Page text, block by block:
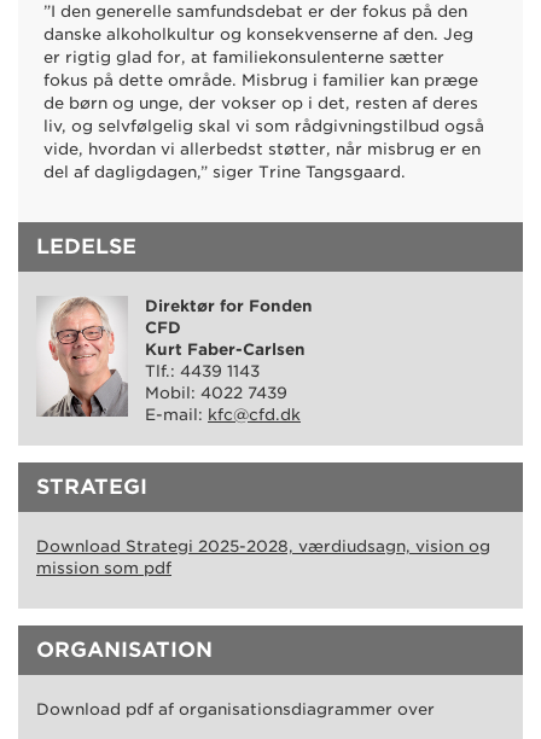
”I den generelle samfundsdebat er der fokus på den
danske alkoholkultur og konsekvenserne af den. Jeg
er rigtig glad for, at familiekonsulenterne sætter
fokus på dette område. Misbrug i familier kan præge
de børn og unge, der vokser op i det, resten af deres
liv, og selvfølgelig skal vi som rådgivningstilbud også
vide, hvordan vi allerbedst støtter, når misbrug er en
del af dagligdagen,” siger Trine Tangsgaard.
LEDELSE
Direktør for Fonden
CFD
Kurt Faber-Carlsen
Tlf.: 4439 1143
Mobil: 4022 7439
E-mail: kfc@cfd.dk
STRATEGI
Download Strategi 2025-2028, værdiudsagn, vision og
mission som pdf
ORGANISATION
Download pdf af organisationsdiagrammer over